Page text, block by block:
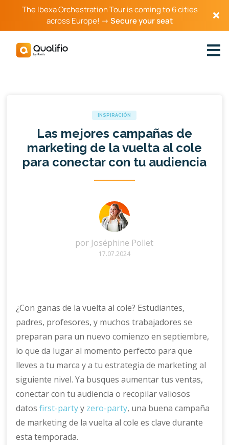
The Ibexa Orchestration Tour is coming to 6 cities
across Europe! →Secure your seat
INSPIRACIÓN
Las mejores campañas de
marketing de la vuelta al cole
para conectar con tu audiencia
por Joséphine Pollet
17.07.2024
¿Con ganas de la vuelta al cole? Estudiantes,
padres, profesores, y muchos trabajadores se
preparan para un nuevo comienzo en septiembre,
lo que da lugar al momento perfecto para que
lleves a tu marca y a tu estrategia de marketing al
siguiente nivel. Ya busques aumentar tus ventas,
conectar con tu audiencia o recopilar valiosos
datosfirst-partyy zero-party, una buena campaña
de marketing de la vuelta al cole es clave durante
esta temporada.